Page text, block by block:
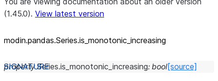
(1.45.0). View latest version
modin.pandas.Series.is_ monotonic_ increasing
property Series.is_monotonic_increasing: bool[source]